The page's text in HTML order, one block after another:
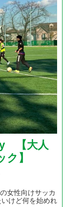
【大人
】
女性向けサッカ
けど何を始めれ